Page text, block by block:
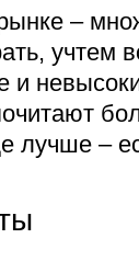
–
учтем
и
лучше –